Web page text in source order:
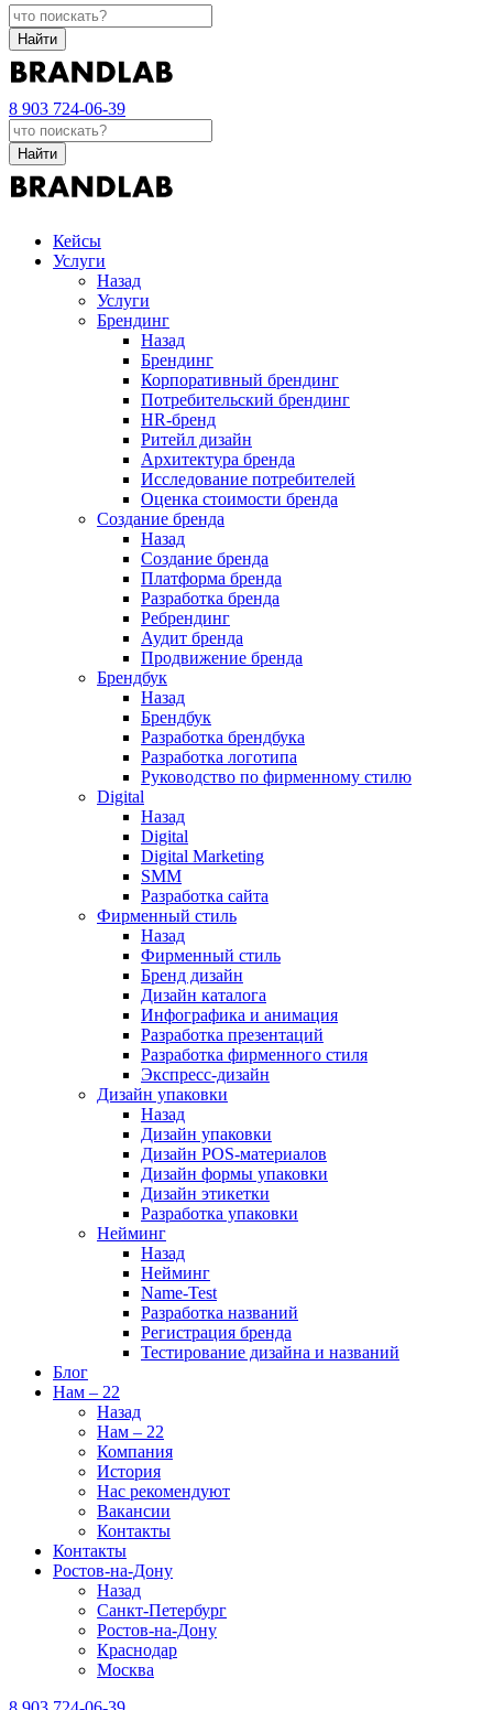
Найти
8 903 724-06-39
Найти
Кейсы
Услуги
Назад
Услуги
Брендинг
Назад
Брендинг
Корпоративный брендинг
Потребительский брендинг
НR-бренд
Ритейл дизайн
Архитектура бренда
Исследование потребителей
Оценка стоимости бренда
Создание бренда
Назад
Создание бренда
Платформа бренда
Разработка бренда
Ребрендинг
Аудит бренда
Продвижение бренда
Брендбук
Назад
Брендбук
Разработка брендбука
Разработка логотипа
Руководство по фирменному стилю
Digital
Назад
Digital
Digital Marketing
SMM
Разработка сайта
Фирменный стиль
Назад
Фирменный стиль
Бренд дизайн
Дизайн каталога
Инфографика и анимация
Разработка презентаций
Разработка фирменного стиля
Экспресс-дизайн
Дизайн упаковки
Назад
Дизайн упаковки
Дизайн POS-материалов
Дизайн формы упаковки
Дизайн этикетки
Разработка упаковки
Нейминг
Назад
Нейминг
Name-Test
Разработка названий
Регистрация бренда
Тестирование дизайна и названий
Блог
Нам – 22
Назад
Нам – 22
Компания
История
Нас рекомендуют
Вакансии
Контакты
Контакты
Ростов-на-Дону
Назад
Санкт-Петербург
Ростов-на-Дону
Краснодар
Москва